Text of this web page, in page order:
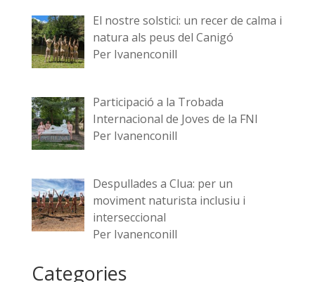
El nostre solstici: un recer de calma i
natura als peus del Canigó
Per Ivanenconill
Participació a la Trobada
Internacional de Joves de la FNI
Per Ivanenconill
Despullades a Clua: per un
moviment naturista inclusiu i
interseccional
Per Ivanenconill
Categories